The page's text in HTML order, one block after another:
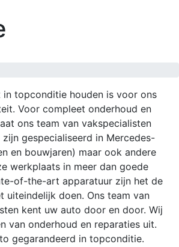
topconditie houden is voor ons
Voor compleet onderhoud en
ons team van vakspecialisten
gespecialiseerd in Mercedes-
en bouwjaren) maar ook andere
werkplaats in meer dan goede
of-the-art apparatuur zijn het de
uiteindelijk doen. Ons team van
kent uw auto door en door. Wij
van onderhoud en reparaties uit.
gegarandeerd in topconditie.